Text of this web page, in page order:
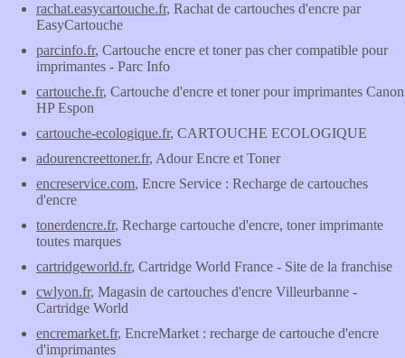
rachat.easycartouche.fr, Rachat de cartouches d'encre par
EasyCartouche
parcinfo.fr, Cartouche encre et toner pas cher compatible pour
imprimantes - Parc Info
cartouche.fr, Cartouche d'encre et toner pour imprimantes Canon
HP Espon
cartouche-ecologique.fr, CARTOUCHE ECOLOGIQUE
adourencreettoner.fr, Adour Encre et Toner
encreservice.com, Encre Service : Recharge de cartouches
d'encre
tonerdencre.fr, Recharge cartouche d'encre, toner imprimante
toutes marques
cartridgeworld.fr, Cartridge World France - Site de la franchise
cwlyon.fr, Magasin de cartouches d'encre Villeurbanne -
Cartridge World
encremarket.fr, EncreMarket : recharge de cartouche d'encre
d'imprimantes